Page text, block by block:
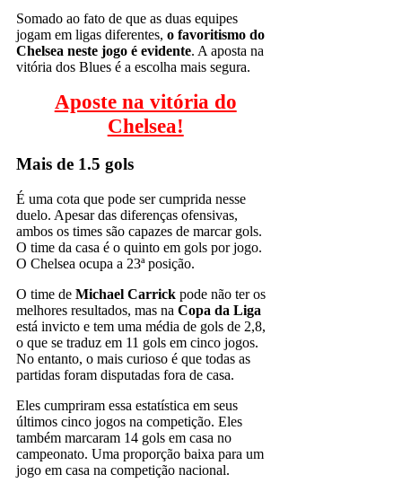
Somado ao fato de que as duas equipes
jogam em ligas diferentes, o favoritismo do
Chelsea neste jogo é evidente. A aposta na
vitória dos Blues é a escolha mais segura.
Aposte na vitória do
Chelsea!
Mais de 1.5 gols
É uma cota que pode ser cumprida nesse
duelo. Apesar das diferenças ofensivas,
ambos os times são capazes de marcar gols.
O time da casa é o quinto em gols por jogo.
O Chelsea ocupa a 23ª posição.
O time de Michael Carrick pode não ter os
melhores resultados, mas na Copa da Liga
está invicto e tem uma média de gols de 2,8,
o que se traduz em 11 gols em cinco jogos.
No entanto, o mais curioso é que todas as
partidas foram disputadas fora de casa.
Eles cumpriram essa estatística em seus
últimos cinco jogos na competição. Eles
também marcaram 14 gols em casa no
campeonato. Uma proporção baixa para um
jogo em casa na competição nacional.